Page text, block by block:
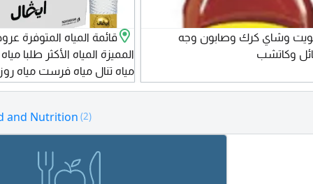
قائمة المياه المتوفرة
المميزة المياه الأكثر طلبا
مياه تنال مياه فرست مياه
صفا مياه نوفا مياه أوسكا
مياه اكويا مياه العين مياه
موارد مياه هتون مياه الريف
مجاني خلدل 24 ساعة
حسب الطلب
وشاي كرك وصابون وجه
وكاتشب
and Nutrition (2)